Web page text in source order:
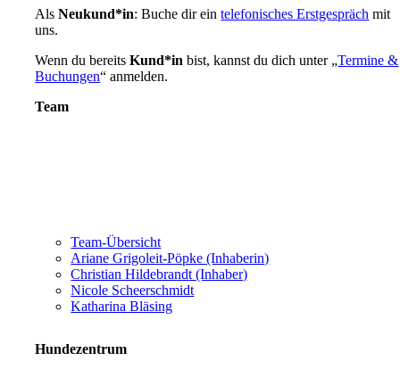
AlsNeukund*in: Buche dir eintelefonisches Erstgespräch mit
uns.
Wenn du bereitsKund*in bist, kannst du dich unter „Termine &
Buchungen“ anmelden.
Team
Team-Übersicht
Ariane Grigoleit-Pöpke (Inhaberin)
Christian Hildebrandt (Inhaber)
Nicole Scheerschmidt
Katharina Bläsing
Hundezentrum